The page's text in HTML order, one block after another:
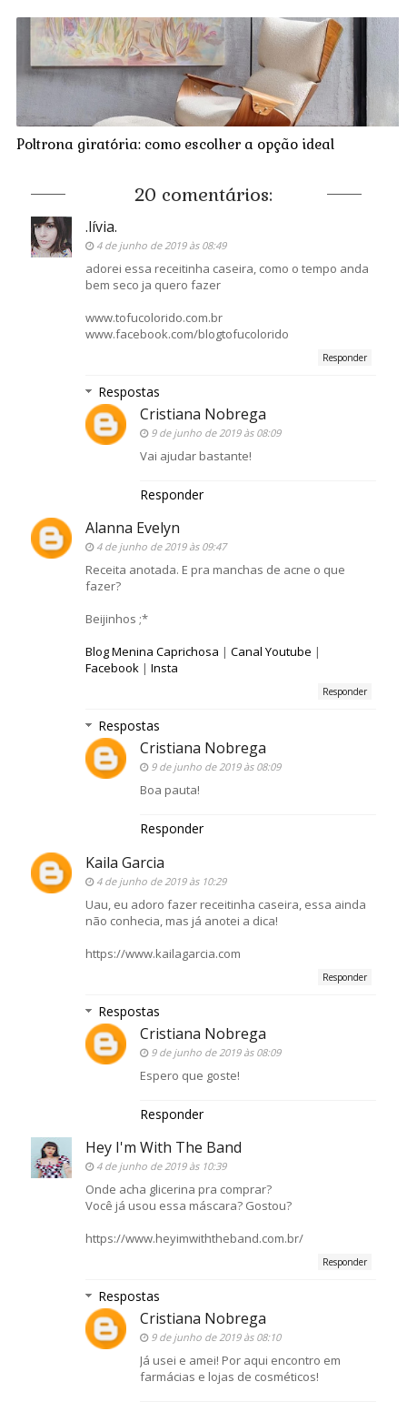
Poltrona giratória: como escolher a opção ideal
20 comentários:
.lívia.
4 de junho de 2019 às 08:49
adorei essa receitinha caseira, como o tempo anda
bem seco ja quero fazer
www.tofucolorido.com.br
www.facebook.com/blogtofucolorido
Responder
Respostas
Cristiana Nobrega
9 de junho de 2019 às 08:09
Vai ajudar bastante!
Responder
Alanna Evelyn
4 de junho de 2019 às 09:47
Receita anotada. E pra manchas de acne o que
fazer?
Beijinhos ;*
Blog Menina Caprichosa | Canal Youtube |
Facebook| Insta
Responder
Respostas
Cristiana Nobrega
9 de junho de 2019 às 08:09
Boa pauta!
Responder
Kaila Garcia
4 de junho de 2019 às 10:29
Uau, eu adoro fazer receitinha caseira, essa ainda
não conhecia, mas já anotei a dica!
https://www.kailagarcia.com
Responder
Respostas
Cristiana Nobrega
9 de junho de 2019 às 08:09
Espero que goste!
Responder
Hey I'm With The Band
4 de junho de 2019 às 10:39
Onde acha glicerina pra comprar?
Você já usou essa máscara? Gostou?
https://www.heyimwiththeband.com.br/
Responder
Respostas
Cristiana Nobrega
9 de junho de 2019 às 08:10
Já usei e amei! Por aqui encontro em
farmácias e lojas de cosméticos!